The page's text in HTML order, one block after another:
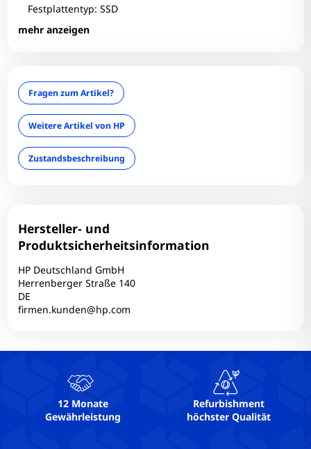
Festplattentyp: SSD
mehr anzeigen
Fingerprint-Reader: Nein
Grafikkarte: Lucienne
HDMI: 1
Infrarotkamera: Nein
Interner Kartenleser: Nein
LAN: Ja
RAM-Frequenz: 3200 MT/s
RAM-Größe: 16 GB
RAM-Slots belegt: 2
RAM-Slots gesamt: 2
Technischer Zustand: Einwandfrei
Touchscreen: Nein
USB-C: 1
Fragen zum Artikel?
Weitere Artikel von HP
Zustandsbeschreibung
Hersteller- und
Produktsicherheitsinformation
HP Deutschland GmbH
Herrenberger Straße 140
DE
firmen.kunden@hp.com
12 Monate
Gewährleistung
Refurbishment
höchster Qualität